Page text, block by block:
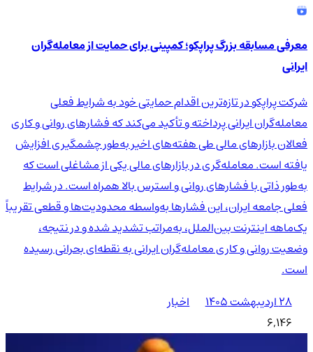
معرفی مسابقه بزرگ پراپکو؛ کمپینی برای حمایت از معامله‌گران
ایرانی
شرکت پراپکو در تازه‌ترین اقدام حمایتی خود به شرایط فعلی
معامله‌گران ایرانی پرداخته و تأکید می‌کند که فشارهای روانی و کاری
فعالان بازارهای مالی طی هفته‌های اخیر به‌طور چشمگیری افزایش
یافته است. معامله‌گری در بازارهای مالی یکی از مشاغلی است که
به‌طور ذاتی با فشارهای روانی و استرس بالا همراه است. در شرایط
فعلی جامعه ایران، این فشارها به‌واسطه محدودیت‌ها و قطعی تقریباً
یک‌ماهه اینترنت بین‌الملل، به‌مراتب تشدید شده و در نتیجه،
وضعیت روانی و کاری معامله‌گران ایرانی به نقطه‌ای بحرانی رسیده
است.
۲۸ اردیبهشت ۱۴۰۵
اخبار
6,146